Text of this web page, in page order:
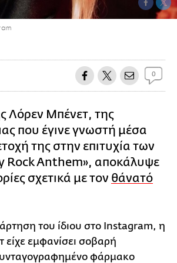
0
Λόρεν Μπένετ, της
που έγινε γνωστή μέσα
της στην επιτυχία των
Rock Anthem», αποκάλυψε
σχετικά με τον θάνατό
του ίδιου στο Instagram, η
είχε εμφανίσει σοβαρή
φάρμακο